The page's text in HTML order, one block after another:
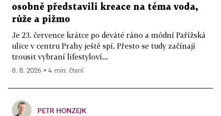
osobně představili kreace na téma voda,
růže a pižmo
Je 23. července krátce po deváté ráno a módní Pařížská
ulice v centru Prahy ještě spí. Přesto se tudy začínají
trousit vybraní lifestyloví...
8. 8. 2026 ▪ 4 min. čtení
PETR HONZEJK